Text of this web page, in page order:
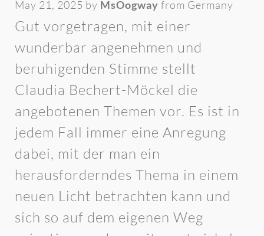
May 21, 2025 by MsOogway from Germany
Gut vorgetragen, mit einer
wunderbar angenehmen und
beruhigenden Stimme stellt
Claudia Bechert-Möckel die
angebotenen Themen vor. Es ist in
jedem Fall immer eine Anregung
dabei, mit der man ein
herausforderndes Thema in einem
neuen Licht betrachten kann und
sich so auf dem eigenen Weg